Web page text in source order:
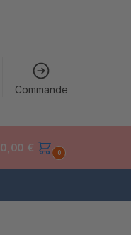
Commande
0,00 € 0